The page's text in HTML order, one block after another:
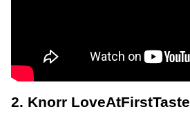
2. Knorr LoveAtFirstTaste